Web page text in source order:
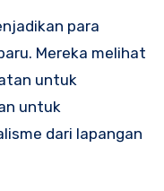
para
Mereka melihat
untuk
untuk
dari lapangan